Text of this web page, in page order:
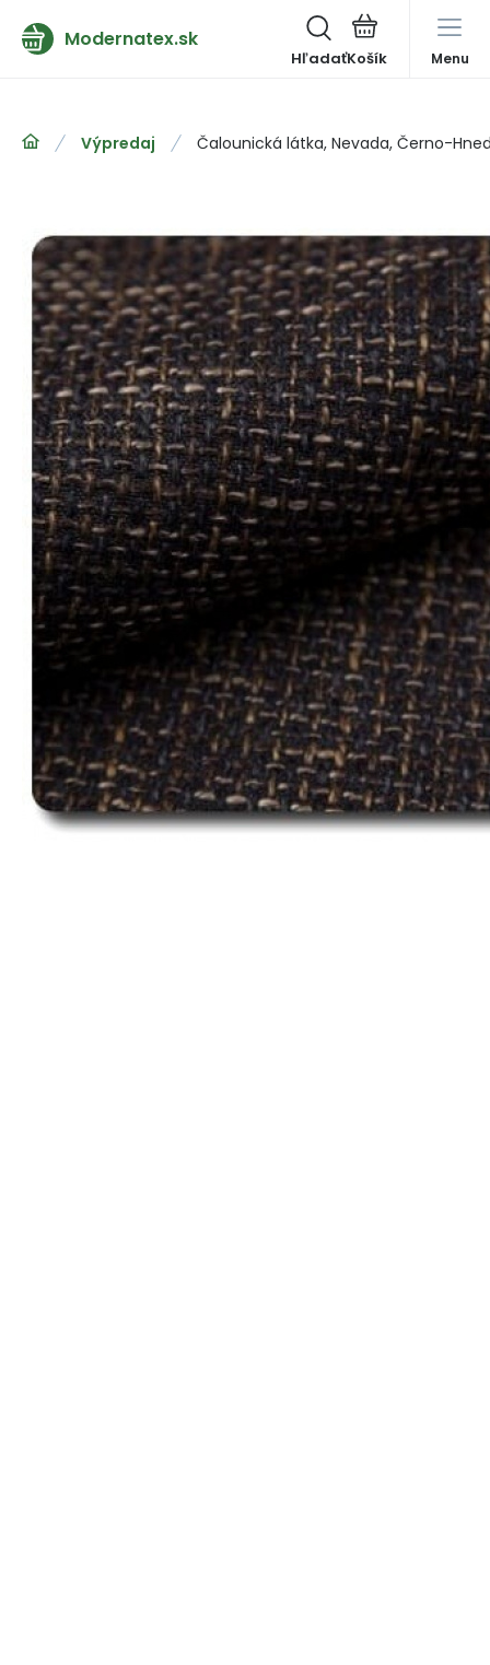
Modernatex.sk
Hľadať Menu
Výpredaj Čalounická látka, Nevada, Černo-